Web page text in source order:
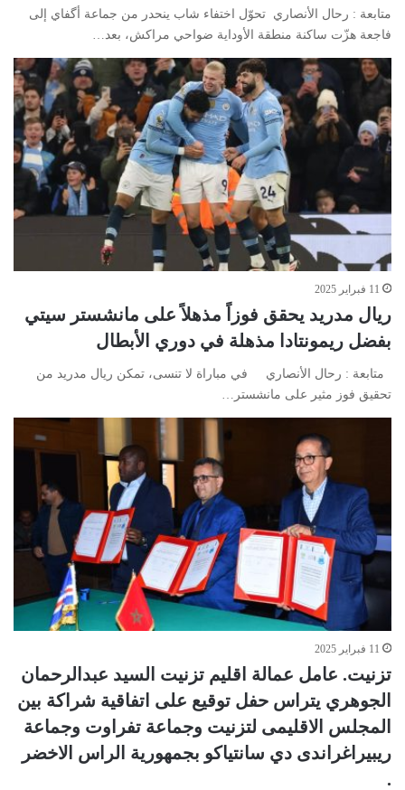
متابعة : رحال الأنصاري تحوّل اختفاء شاب ينحدر من جماعة أگفاي إلى
فاجعة هزّت ساكنة منطقة الأوداية ضواحي مراكش، بعد…
11 فبراير 2025
ريال مدريد يحقق فوزاً مذهلاً على مانشستر سيتي
بفضل ريمونتادا مذهلة في دوري الأبطال
متابعة : رحال الأنصاري في مباراة لا تنسى، تمكن ريال مدريد من
تحقيق فوز مثير على مانشستر…
11 فبراير 2025
تزنيت. عامل عمالة اقليم تزنيت السيد عبدالرحمان
الجوهري يتراس حفل توقيع على اتفاقية شراكة بين
المجلس الاقليمى لتزنيت وجماعة تفراوت وجماعة
ريبيراغراندى دي سانتياكو بجمهورية الراس الاخضر
.